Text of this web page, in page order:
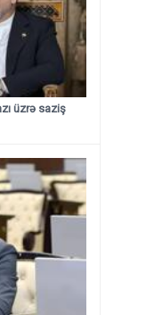
üzrə saziş